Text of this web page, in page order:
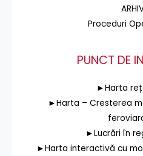
Proceduri
PUNCT DE
►Harta
►Harta – Cresterea
►Lucrări în
►Harta interactivă cu